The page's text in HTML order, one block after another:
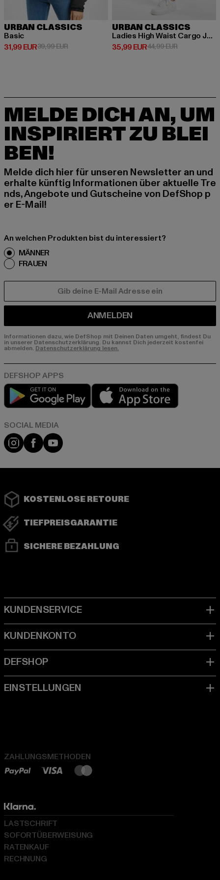
URBAN CLASSICS
Basic
31,99 EUR
Derzeitiger Preis: 31,99 EUR
39,99 EURAktionspreis: 39,99 EUR
URBAN CLASSICS
Ladies High Waist Cargo Jogging
35,99 EUR
Derzeitiger Preis: 35,99 EUR
44,99 EURAktionspreis:
MELDE DICH AN, UM
INSPIRIERT ZU BLEI
BEN!
Melde dich hier für unseren Newsletter an und
erhalte künftig Informationen über aktuelle Tre
nds, Angebote und Gutscheine von DefShop p
er E-Mail!
An welchen Produkten bist du interessiert?
MÄNNER
FRAUEN
ANMELDEN
Informationen dazu, wie DefShop mit Deinen Daten umgeht, findest Du
in unserer Datenschutzerklärung. Du kannst Dich jederzeit kostenfei
abmelden. Datenschutzerklärung lesen.
Play market
Instagram
FacebookYouTube
KOSTENLOSE RETOURE
TIEFPREISGARANTIE
SICHERE BEZAHLUNG
ZAHLUNGSMETHODEN
LASTSCHRIFT
SOFORTÜBERWEISUNG
RATENKAUF
RECHNUNG